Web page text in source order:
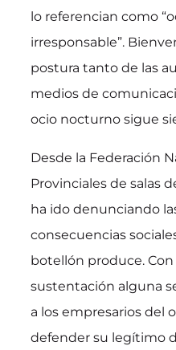
lo referencian como
irresponsable”.
postura tanto de las
medios de
ocio nocturno sigue
Desde la Federación
Provinciales de salas
ha ido denunciando
consecuencias
botellón produce.
sustentación alguna
a los empresarios del
defender su legítimo